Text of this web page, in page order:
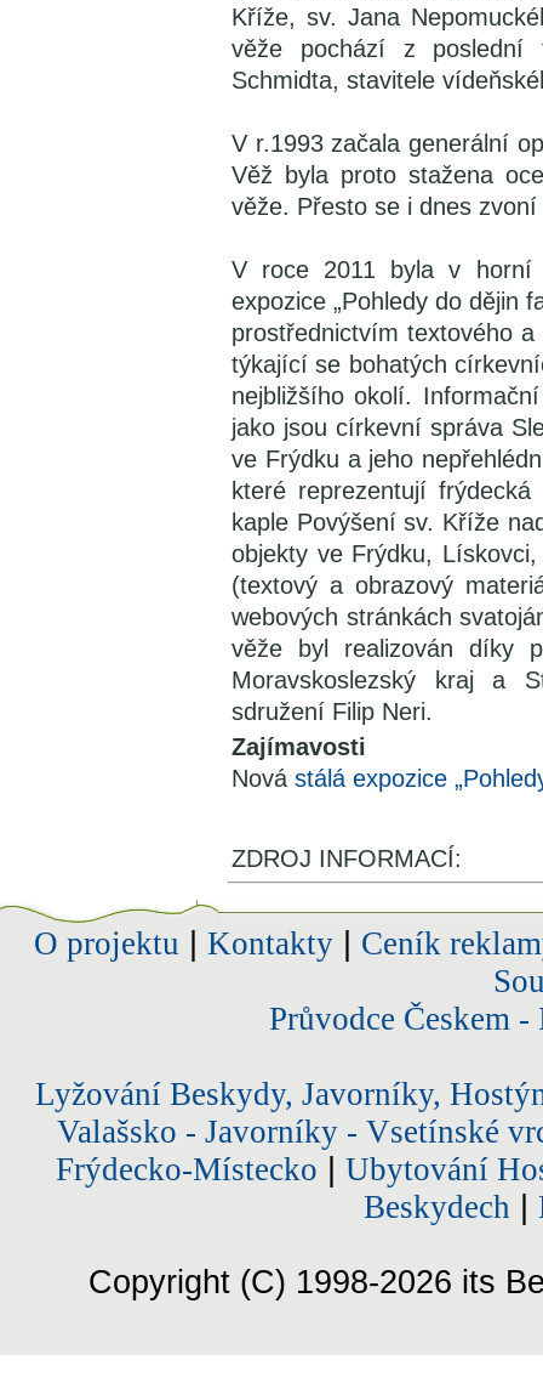
Kříže, sv. Jana
věže pochází z poslední
Schmidta, stavitele
V r.1993 začala generální
Věž byla proto stažena
věže. Přesto se i dnes
V roce 2011 byla v horní
expozice „Pohledy do dějin
prostřednictvím textového
týkající se bohatých
nejbližšího okolí.
jako jsou církevní správa
ve Frýdku a jeho
které reprezentují
kaple Povýšení sv. Kříže
objekty ve Frýdku,
(textový a obrazový
webových stránkách
věže byl realizován díky
Moravskoslezský kraj a
sdružení Filip Neri.
Zajímavosti
Nová stálá expozice
ZDROJ INFORMACÍ:
O projektu Kontakty| Ceník
Průvodce Českem
Lyžování Beskydy, Javorníky,
Valašsko - Javorníky - Vsetínské
Frýdecko-Místecko
Ubytování
Beskydech
Copyright (C) 1998-2026 its